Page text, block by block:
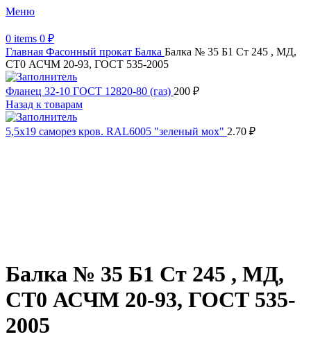
Меню
0 items 0 ₽
Главная Фасонный прокат Балка Балка № 35 Б1 Ст 245 , МД,
СТ0 АСЧМ 20-93, ГОСТ 535-2005
Фланец 32-10 ГОСТ 12820-80 (газ) 200 ₽
Назад к товарам
5,5х19 cаморез кров. RAL6005 "зеленый мох" 2.70 ₽
Балка № 35 Б1 Ст 245 , МД,
СТ0 АСЧМ 20-93, ГОСТ 535-
2005